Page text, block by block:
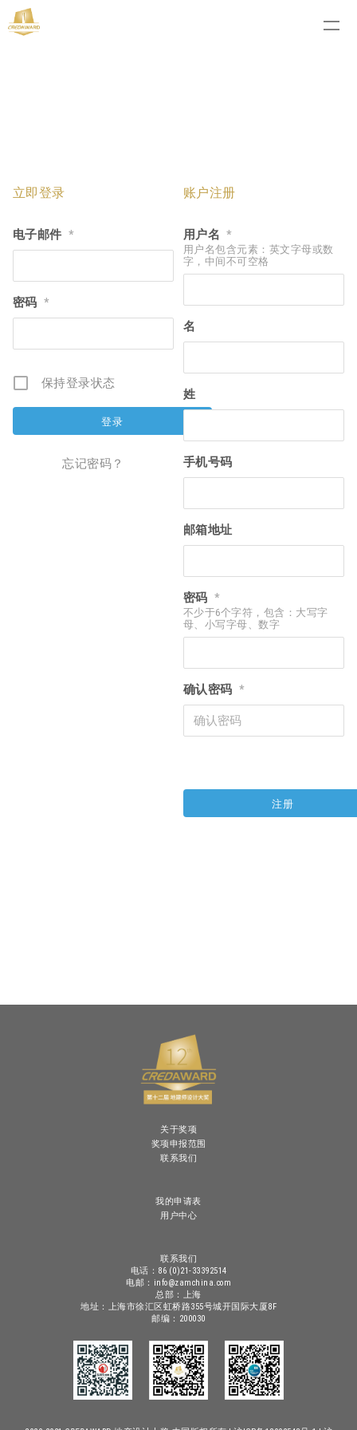
立即登录
电子邮件 *
密码 *
保持登录状态
忘记密码？
账户注册
用户名 *
用户名包含元素：英文字母或数
字，中间不可空格
名
姓
手机号码
邮箱地址
密码 *
不少于6个字符，包含：大写字
母、小写字母、数字
确认密码 *
关于奖项
奖项申报范围
联系我们
我的申请表
用户中心
联系我们
电话：86 (0)21-33392514
电邮：info@zamchina.com
总部：上海
地址：上海市徐汇区虹桥路355号城开国际大厦8F
邮编：200030